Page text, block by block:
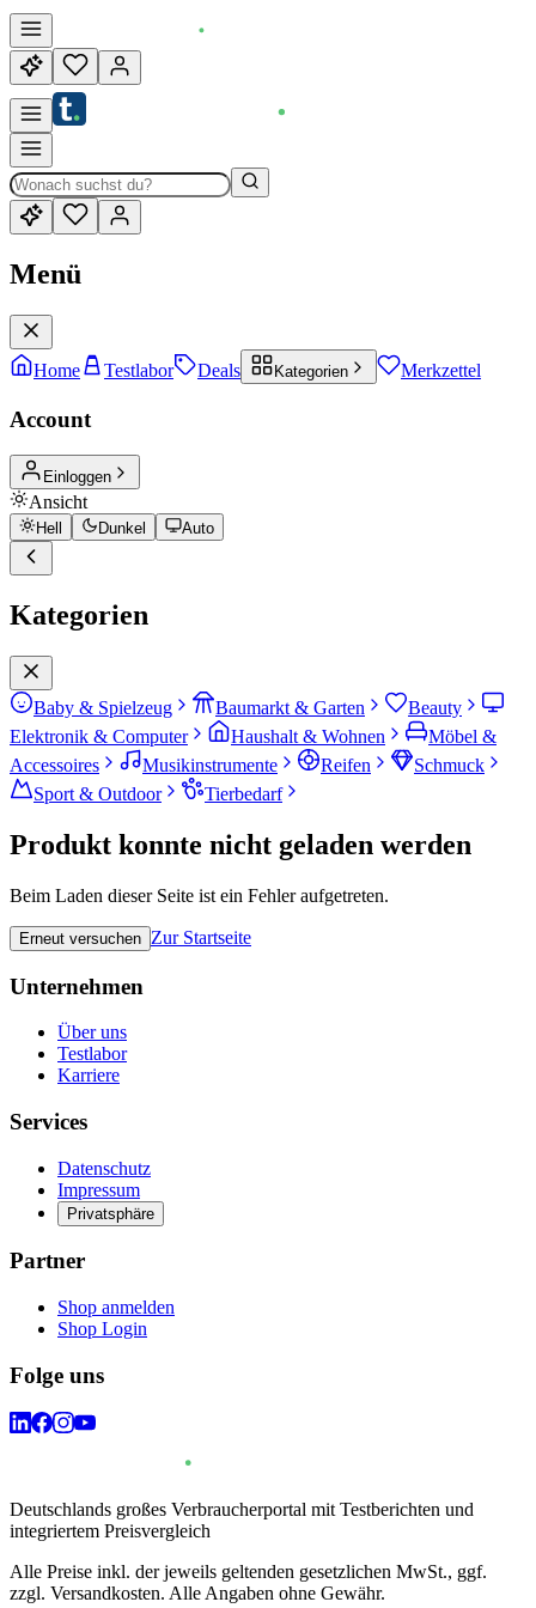
Menü
Home Testlabor Deals Kategorien Merkzettel
Account
Einloggen
Ansicht
Hell Dunkel Auto
Kategorien
Baby & Spielzeug Baumarkt & Garten
Beauty
Elektronik & Computer
Haushalt & Wohnen
Möbel &
Accessoires
Musikinstrumente Reifen
Schmuck
Sport & Outdoor
Tierbedarf
Produkt konnte nicht geladen werden
Beim Laden dieser Seite ist ein Fehler aufgetreten.
Erneut versuchen Zur Startseite
Unternehmen
Über uns
Testlabor
Karriere
Services
Datenschutz
Impressum
Privatsphäre
Partner
Shop anmelden
Shop Login
Folge uns
Deutschlands großes Verbraucherportal mit Testberichten und
integriertem Preisvergleich
Alle Preise inkl. der jeweils geltenden gesetzlichen MwSt., ggf.
zzgl. Versandkosten. Alle Angaben ohne Gewähr.